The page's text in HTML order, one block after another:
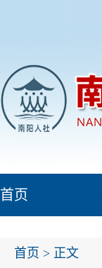
首页
首页 > 正文